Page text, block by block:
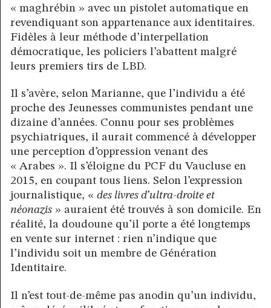
« maghrébin » avec un pistolet automatique en
revendiquant son appartenance aux identitaires.
Fidèles à leur méthode d’interpellation
démocratique, les policiers l’abattent malgré
leurs premiers tirs de LBD.
Il s’avère, selon Marianne, que l’individu a été
proche des Jeunesses communistes pendant une
dizaine d’années. Connu pour ses problèmes
psychiatriques, il aurait commencé à développer
une perception d’oppression venant des
« Arabes ». Il s’éloigne du PCF du Vaucluse en
2015, en coupant tous liens. Selon l’expression
journalistique, « des livres d’ultra-droite et
néonazis » auraient été trouvés à son domicile. En
réalité, la doudoune qu’il porte a été longtemps
en vente sur internet : rien n’indique que
l’individu soit un membre de Génération
Identitaire.
Il n’est tout-de-même pas anodin qu’un individu,